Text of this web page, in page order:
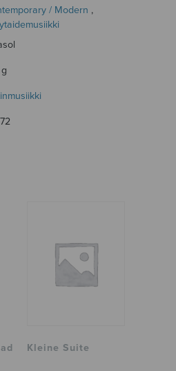
/ Modern ,
Kleine Suite